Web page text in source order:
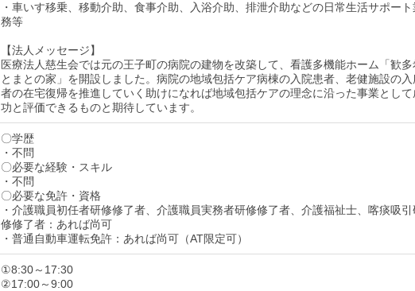
・車いす移乗、移動介助、食事介助、入浴介助、排泄介助などの日常生活サポート
務等
【法人メッセージ】
医療法人慈生会では元の王子町の病院の建物を改築して、看護多機能ホーム「歓多
とまとの家」を開設しました。病院の地域包括ケア病棟の入院患者、老健施設の入
者の在宅復帰を推進していく助けになれば地域包括ケアの理念に沿った事業として
功と評価できるものと期待しています。
〇学歴
・不問
〇必要な経験・スキル
・不問
〇必要な免許・資格
・介護職員初任者研修修了者、介護職員実務者研修修了者、介護福祉士、喀痰吸引
修修了者：あれば尚可
・普通自動車運転免許：あれば尚可（AT限定可）
①8:30～17:30
②17:00～9:00